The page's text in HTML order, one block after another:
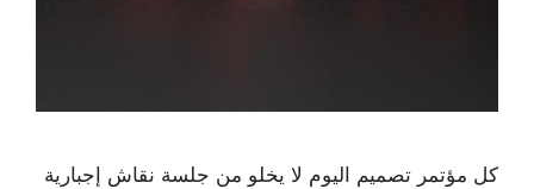
كل مؤتمر تصميم اليوم لا يخلو من جلسة نقاش إجبارية